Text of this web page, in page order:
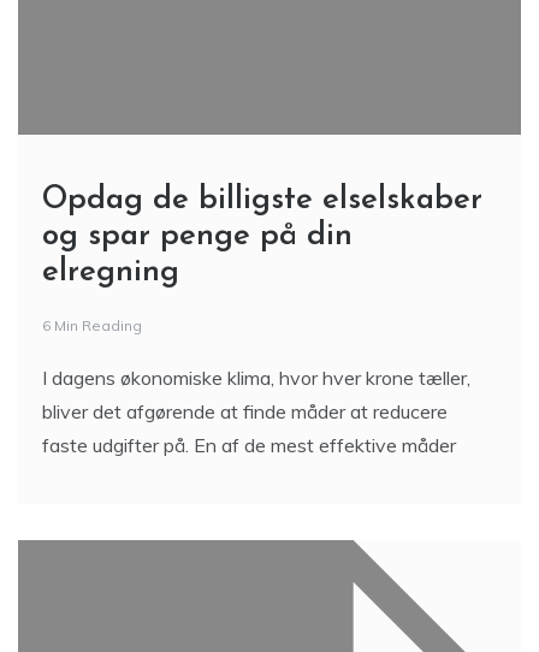
Opdag de billigste elselskaber
og spar penge på din
elregning
6 Min Reading
I dagens økonomiske klima, hvor hver krone tæller,
bliver det afgørende at finde måder at reducere
faste udgifter på. En af de mest effektive måder